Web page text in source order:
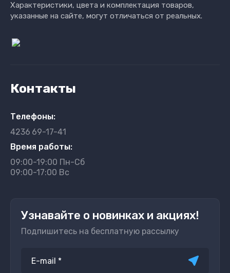
Характеристики, цвета и комплектация товаров,
указанные на сайте, могут отличаться от реальных.
Контакты
Телефоны:
4236 69-17-41
Время работы:
09:00-19:00 Пн-Сб
09:00-17:00 Вс
Узнавайте о новинках и акциях!
Подпишитесь на бесплатную рассылку